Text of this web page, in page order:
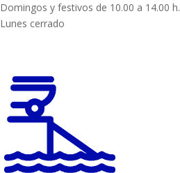
Domingos y festivos de 10.00 a 14.00 h.
Lunes cerrado